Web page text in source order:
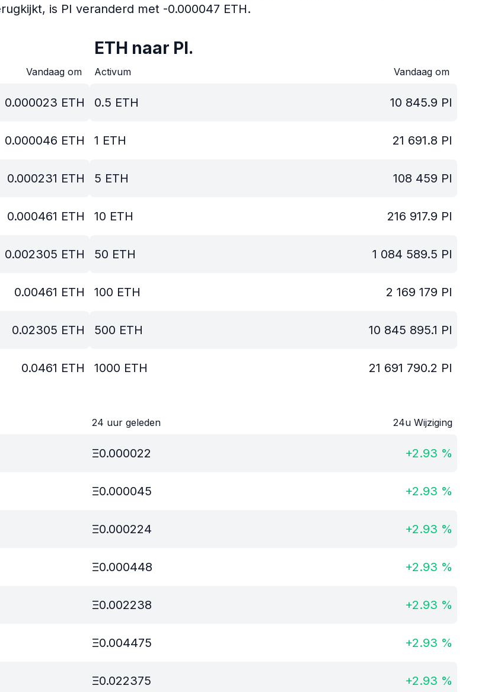
is PI veranderd met -0.000047 ETH.
Vandaag om
0.000023 ETH
0.000046 ETH
0.000231 ETH
0.000461 ETH
0.002305 ETH
0.00461 ETH
0.02305 ETH
0.0461 ETH
ETH naar PI.
Activum Vandaag om
0.5 ETH 10 845.9 PI
1 ETH 21 691.8 PI
5 ETH 108 459 PI
10 ETH 216 917.9 PI
50 ETH 1 084 589.5 PI
100 ETH 2 169 179 PI
500 ETH 10 845 895.1 PI
1000 ETH 21 691 790.2 PI
24 uur geleden 24u Wijziging
Ξ0.000022 +2.93 %
Ξ0.000045 +2.93 %
Ξ0.000224 +2.93 %
Ξ0.000448 +2.93 %
Ξ0.002238 +2.93 %
Ξ0.004475 +2.93 %
Ξ0.022375 +2.93 %